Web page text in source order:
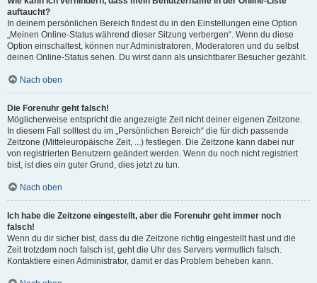
auftaucht?
In deinem persönlichen Bereich findest du in den Einstellungen eine Option
„Meinen Online-Status während dieser Sitzung verbergen“. Wenn du diese
Option einschaltest, können nur Administratoren, Moderatoren und du selbst
deinen Online-Status sehen. Du wirst dann als unsichtbarer Besucher gezählt.
Nach oben
Die Forenuhr geht falsch!
Möglicherweise entspricht die angezeigte Zeit nicht deiner eigenen Zeitzone.
In diesem Fall solltest du im „Persönlichen Bereich“ die für dich passende
Zeitzone (Mitteleuropäische Zeit, ...) festlegen. Die Zeitzone kann dabei nur
von registrierten Benutzern geändert werden. Wenn du noch nicht registriert
bist, ist dies ein guter Grund, dies jetzt zu tun.
Nach oben
Ich habe die Zeitzone eingestellt, aber die Forenuhr geht immer noch
falsch!
Wenn du dir sicher bist, dass du die Zeitzone richtig eingestellt hast und die
Zeit trotzdem noch falsch ist, geht die Uhr des Servers vermutlich falsch.
Kontaktiere einen Administrator, damit er das Problem beheben kann.